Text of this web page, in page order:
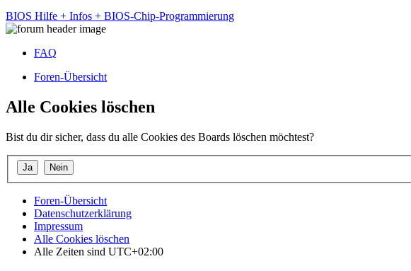
BIOS Hilfe + Infos + BIOS-Chip-Programmierung
FAQ
Foren-Übersicht
Alle Cookies löschen
Bist du dir sicher, dass du alle Cookies des Boards löschen möchtest?
Foren-Übersicht
Datenschutzerklärung
Impressum
Alle Cookies löschen
Alle Zeiten sind UTC+02:00